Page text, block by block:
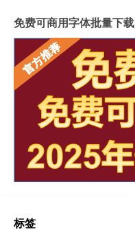
免费可商用字体批量下载
标签